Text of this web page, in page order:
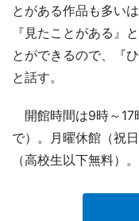
とがある作品も多い
『見たことがある』
とができるので、『
と話す。
開館時間は9時～17
で）。月曜休館（祝
（高校生以下無料）